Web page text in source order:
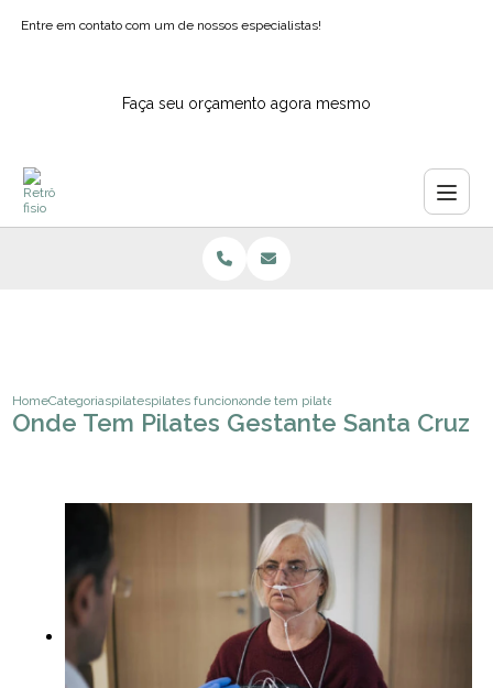
Entre em contato com um de nossos especialistas!
Faça seu orçamento agora mesmo
HomeCategoriaspilatespilates funcional para idososonde tem pilates gestante santa cruz
Onde Tem Pilates Gestante Santa Cruz